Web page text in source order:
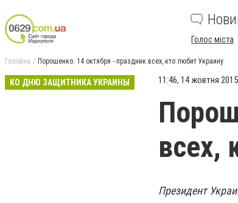
Голос міста
Головна Порошенко: 14 октября - праздник всех, кто любит Украину
КО ДНЮ ЗАЩИТНИКА УКРАИНЫ 11:46, 14 жовтня
всех,
Президент